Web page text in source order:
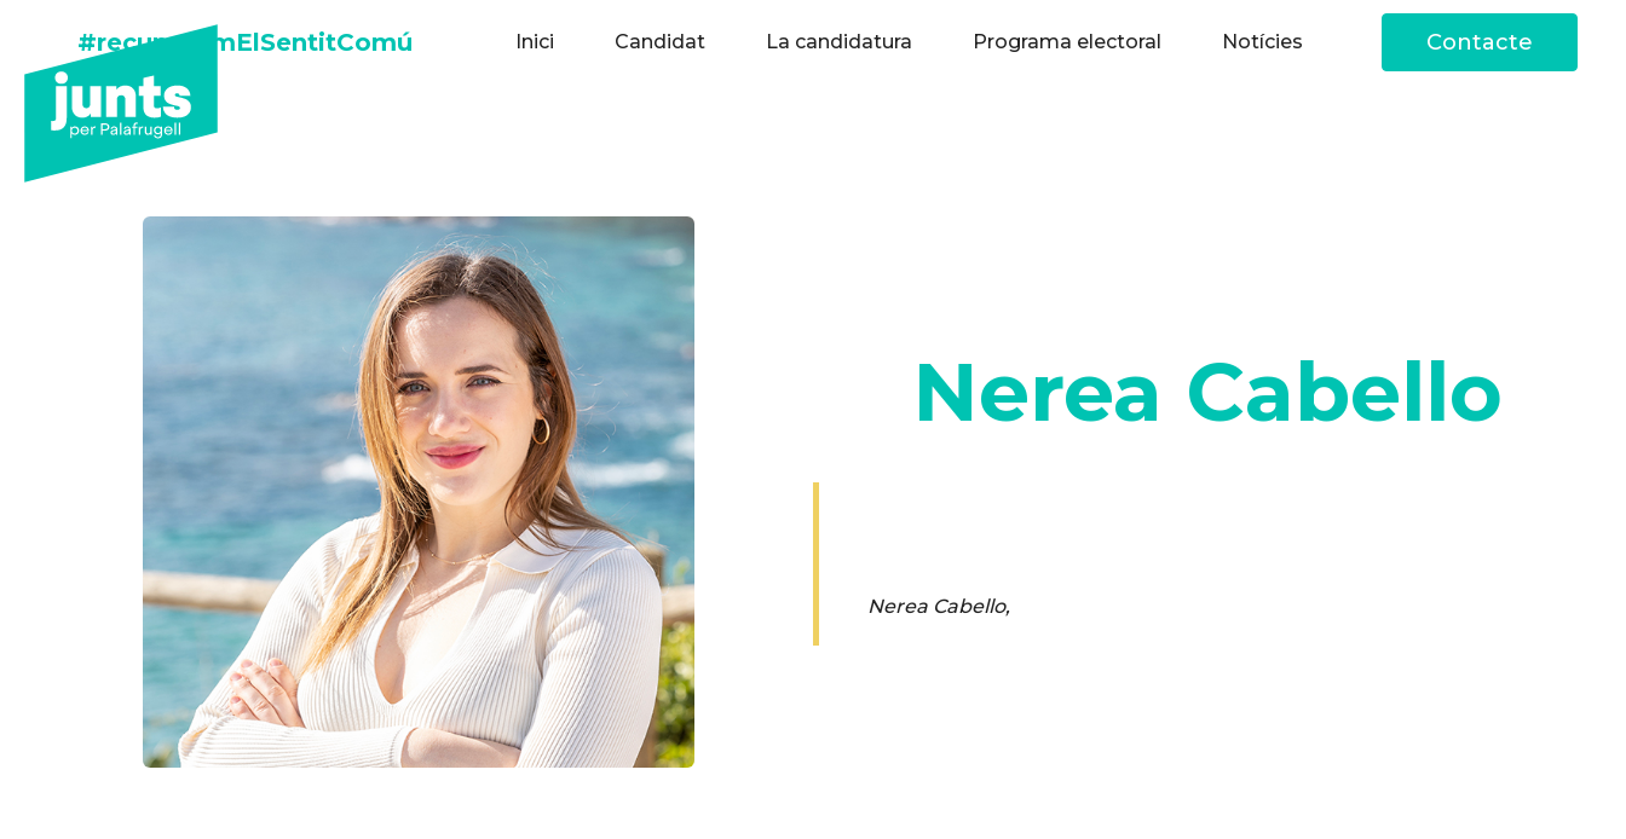
#recuperemElSentitComú Inici Candidat La candidatura Programa electoral Notícies Contacte
Nerea Cabello
Nerea Cabello,